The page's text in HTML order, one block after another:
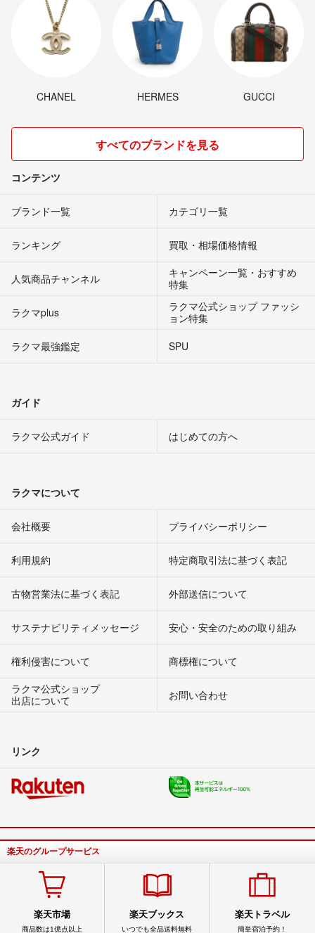
CHANEL HERMES GUCCI
すべてのブランドを見る
コンテンツ
ブランド一覧 カテゴリ一覧
ランキング 買取・相場価格情報
人気商品チャンネル
キャンペーン一覧・おすすめ
特集
ラクマplus
ラクマ公式ショップ ファッシ
ョン特集
ラクマ最強鑑定
SPU
ガイド
ラクマ公式ガイド はじめての方へ
ラクマについて
会社概要 プライバシーポリシー
利用規約 特定商取引法に基づく表記
古物営業法に基づく表記 外部送信について
サステナビリティメッセージ 安心・安全のための取り組み
権利侵害について
商標権について
ラクマ公式ショップ
出店について
お問い合わせ
リンク
楽天のグループサービス
楽天市場
商品数は1億点以上
楽天ブックス
いつでも全品送料無料
楽天トラベル
簡単宿泊予約！